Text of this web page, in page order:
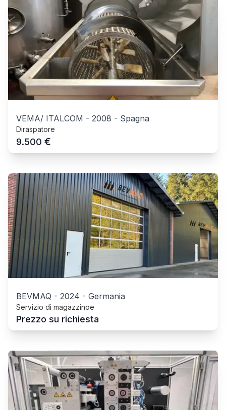
VEMA/ ITALCOM - 2008 - Spagna
Diraspatore
9.500 €
BEVMAQ - 2024 - Germania
Servizio di magazzinoe
Prezzo su richiesta